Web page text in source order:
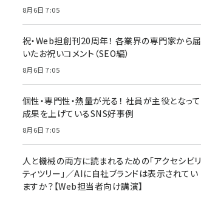
8月6日 7:05
祝・Web担創刊20周年！ 各業界の専門家から届
いたお祝いコメント（SEO編）
8月6日 7:05
個性・専門性・熱量が光る！ 社員が主役となって
成果を上げているSNS好事例
8月6日 7:05
人と機械の両方に読まれるための「アクセシビリ
ティツリー」／AIに自社ブランドは表示されてい
ますか？【Web担当者向け講演】